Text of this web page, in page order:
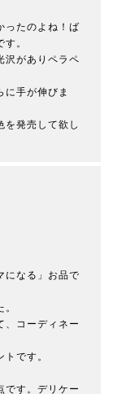
ったのよね！ば
。
沢がありペラペ
に手が伸びま
を発売して欲し
になる」お品で
、コーディネー
です。
です。デリケー